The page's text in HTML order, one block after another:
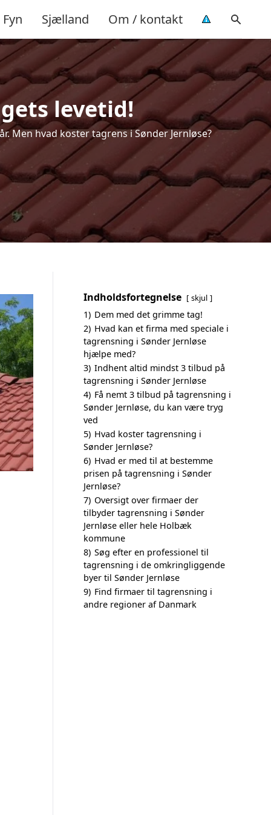
Fyn Sjælland Om / kontakt
levetid!
Men hvad koster tagrens i Sønder Jernløse?
Indholdsfortegnelse skjul
1) Dem med det grimme tag!
2) Hvad kan et firma med speciale i
tagrensning i Sønder Jernløse
hjælpe med?
3) Indhent altid mindst 3 tilbud på
tagrensning i Sønder Jernløse
4) Få nemt 3 tilbud på tagrensning i
Sønder Jernløse, du kan være tryg
ved
5) Hvad koster tagrensning i
Sønder Jernløse?
6) Hvad er med til at bestemme
prisen på tagrensning i Sønder
Jernløse?
7) Oversigt over firmaer der
tilbyder tagrensning i Sønder
Jernløse eller hele Holbæk
kommune
8) Søg efter en professionel til
tagrensning i de omkringliggende
byer til Sønder Jernløse
9) Find firmaer til tagrensning i
andre regioner af Danmark